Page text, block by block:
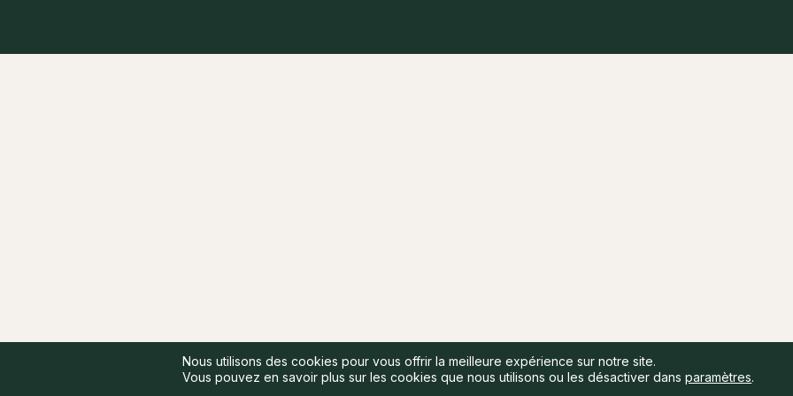
Nous utilisons des cookies pour vous offrir la meilleure expérience sur notre site.
Vous pouvez en savoir plus sur les cookies que nous utilisons ou les désactiver dansparamètres.